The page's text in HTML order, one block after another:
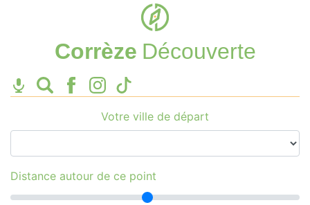
Corrèze Découverte
Votre ville de départ
Distance autour de ce point